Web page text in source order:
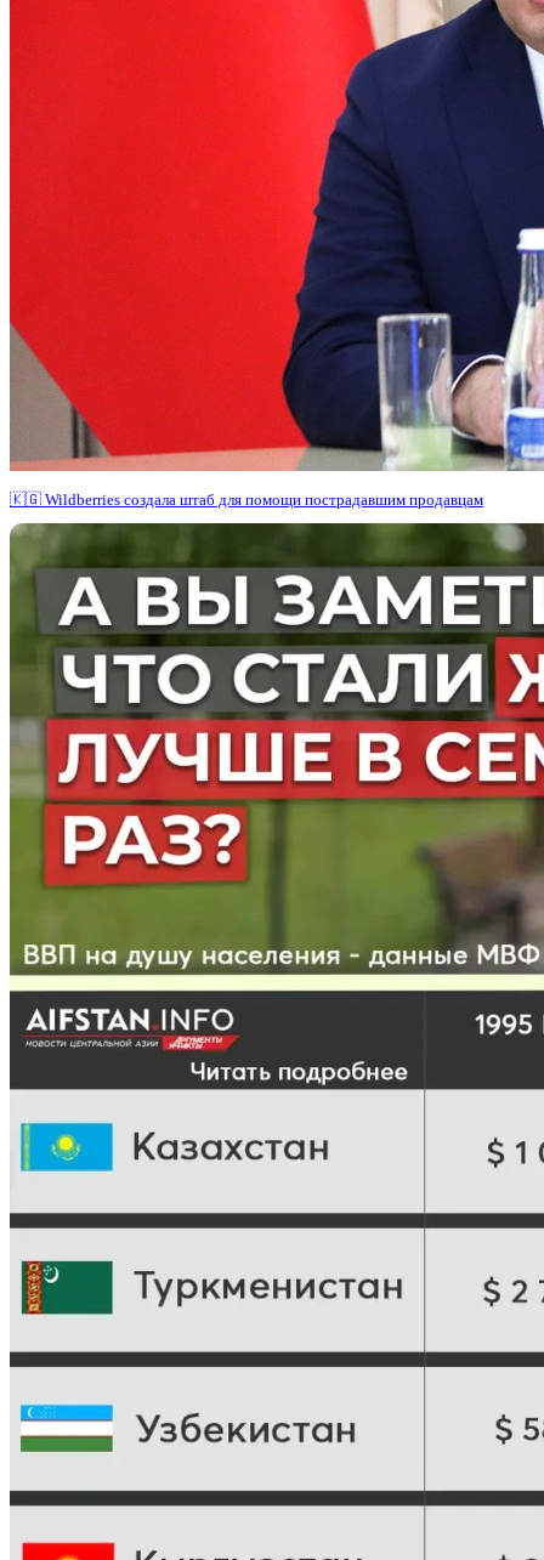
🇰🇬 Wildberries создала штаб для помощи пострадавшим продавцам